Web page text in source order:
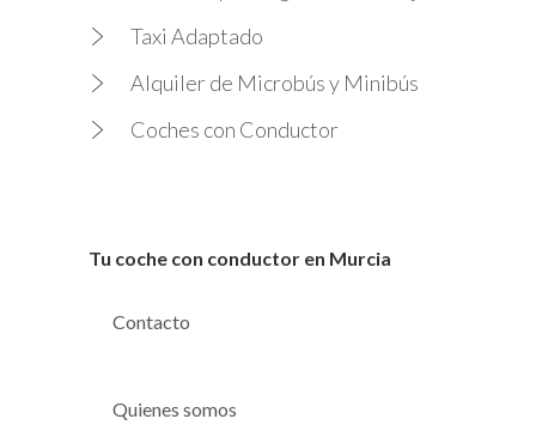
Taxi Adaptado
Alquiler de Microbús y Minibús
Coches con Conductor
Tu coche con conductor en Murcia
Contacto
Quienes somos